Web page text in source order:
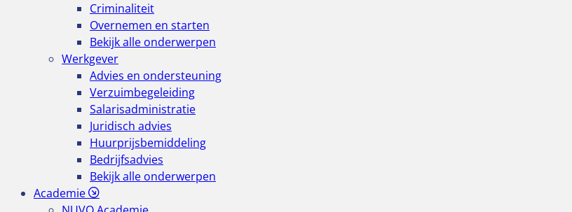
Criminaliteit
Overnemen en starten
Bekijk alle onderwerpen
Werkgever
Advies en ondersteuning
Verzuimbegeleiding
Salarisadministratie
Juridisch advies
Huurprijsbemiddeling
Bedrijfsadvies
Bekijk alle onderwerpen
Academie